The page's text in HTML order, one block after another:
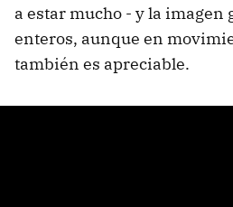
a estar mucho - y la imagen
enteros, aunque en
también es apreciable.